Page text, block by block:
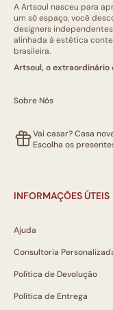
A Artsoul nasceu para
um só espaço, você
designers
alinhada à estética
brasileira.
Artsoul, o extraordinário
Sobre Nós
Vai casar? Casa
Escolha os
INFORMAÇÕES ÚTEIS
Ajuda
Consultoria
Política de Devolução
Política de Entrega